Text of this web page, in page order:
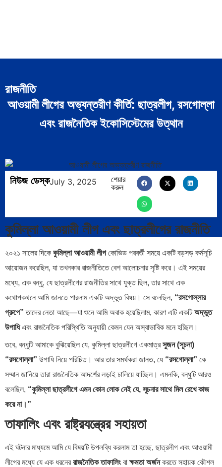
রাজনীতি
আওয়ামী লীগের অভ্যন্তরীণ কীর্তি: ছাত্রলীগ, রসগোল্লা
এবং রাজনৈতিক ইকোসিস্টেমের উত্থান
নিউজ ডেস্কJuly 3, 2025
শেয়ার
করুন
কুমিল্লা আওয়ামী লীগ এবং ছাত্রলীগের রাজনীতি
২০২১ সালের দিকে কুমিল্লা আওয়ামী লীগকোভিড পরবর্তী সময়ে একটি বড়সড় কর্মসূচি
আয়োজন করেছিল, যা তখনকার রাজনীতিতে বেশ আলোচনার সৃষ্টি করে। এই সময়ের
মধ্যে, এক বন্ধু, যে ছাত্রলীগের রাজনীতির সাথে যুক্ত ছিল, তার সাথে এক
কথোপকথনে আমি জানতে পারলাম একটি অদ্ভুত বিষয়। সে বলেছিল, “রসগোল্লার
গ্রুপে” তাদের নেতা আছে—যা শুনে আমি অবাক হয়েছিলাম, কারণ এটি একটিঅদ্ভুত
উপাধিএবং রাজনৈতিক পরিস্থিতি অনুযায়ী কেমন যেন অস্বাভাবিক মনে হচ্ছিল।
তবে, বন্ধুটি আমাকে বুঝিয়েছিল যে, কুমিল্লা ছাত্রলীগে একমাত্রসুজন (সূচনা)
“রসগোল্লা” উপাধি নিয়ে পরিচিত। আর তার সমর্থকরা জানত, যে “রসগোল্লা” কে
সম্মান জানিয়ে তারা রাজনৈতিক আদর্শের লড়াই চালিয়ে যাচ্ছিল। এমনকি, বন্ধুটি আরও
বলেছিল, “কুমিল্লা ছাত্রলীগে এমন কোন লোক নেই যে, সূচনার সাথে মিল রেখে কাজ
করে না।”
তাফালিং এবং রাষ্ট্রযন্ত্রের সহায়তা
এই ঘটনার মাধ্যমে আমি যে বিষয়টি উপলব্ধি করলাম তা হচ্ছে, ছাত্রলীগ এবং আওয়ামী
লীগের মধ্যে যে এক ধরনেররাজনৈতিক তাফালিংবাক্ষমতা অর্জনকরতে সহায়ক কৌশল